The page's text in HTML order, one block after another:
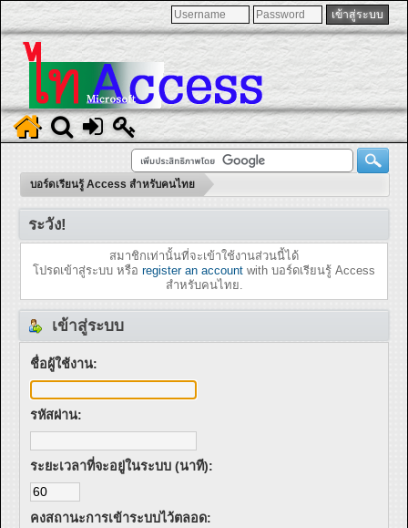
บอร์ดเรียนรู้ Access สำหรับคนไทย
ระวัง!
สมาชิกเท่านั้นที่จะเข้าใช้งานส่วนนี้ได้
โปรดเข้าสู่ระบบ หรือ register an account with บอร์ดเรียนรู้ Access
สำหรับคนไทย.
เข้าสู่ระบบ
ชื่อผู้ใช้งาน:
รหัสผ่าน:
ระยะเวลาที่จะอยู่ในระบบ (นาที):
คงสถานะการเข้าระบบไว้ตลอด: